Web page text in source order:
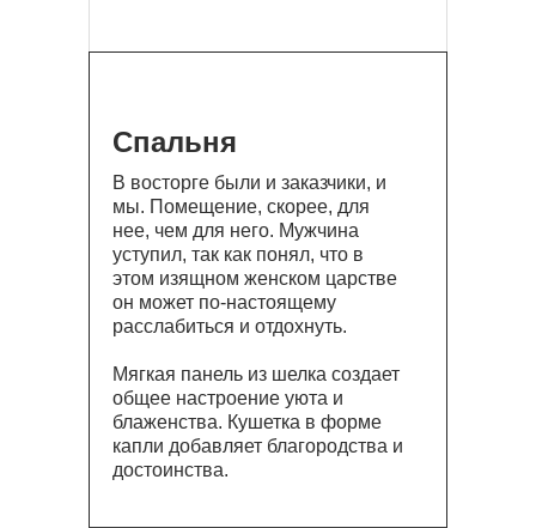
В восторге были и заказчики, и
мы. Помещение, скорее, для
нее, чем для него. Мужчина
уступил, так как понял, что в
этом изящном женском царстве
он может по-настоящему
расслабиться и отдохнуть.
Мягкая панель из шелка создает
общее настроение уюта и
блаженства. Кушетка в форме
капли добавляет благородства и
достоинства.
Спальня